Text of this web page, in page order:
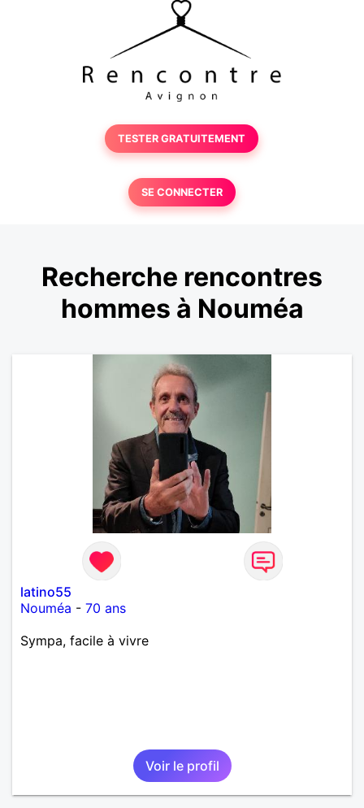
TESTER GRATUITEMENT
SE CONNECTER
Recherche rencontres
hommes à Nouméa
latino55
Nouméa - 70 ans
Sympa, facile à vivre
Voir le profil